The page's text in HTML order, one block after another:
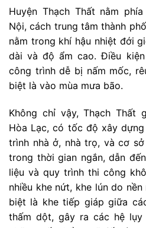
Huyện Thạch Thất nằm
Nội, cách trung tâm thành
nằm trong khí hậu nhiệt đới
dài và độ ẩm cao. Điều
công trình dễ bị nấm mốc,
biệt là vào mùa mưa bão.
Không chỉ vậy, Thạch Thất
Hòa Lạc, có tốc độ xây
trình nhà ở, nhà trọ, và cơ
trong thời gian ngắn, dẫn
liệu và quy trình thi công
nhiều khe nứt, khe lún do
biệt là khe tiếp giáp giữa
thấm dột, gây ra các hệ